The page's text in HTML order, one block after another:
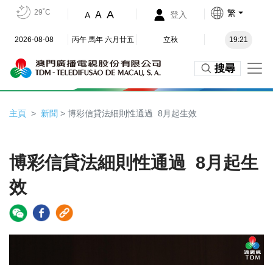
29˚C A A A 登入 繁
2026-08-08 丙午 馬年 六月廿五 立秋 19:21
搜尋
主頁 新聞 > 博彩信貸法細則性通過 8月起生效
博彩信貸法細則性通過 8月起生
效